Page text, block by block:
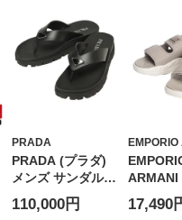
PRADA
PRADA (プラダ)
メンズ サンダル
ワンポイント ラバ
ー トングサンダル
110,000円
ARMANI
リオア
EA7 デ
17,490